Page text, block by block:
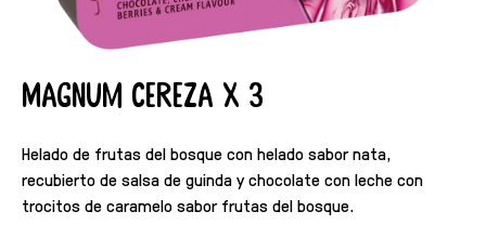
Magnum Cereza X 3
Helado de frutas del bosque con helado sabor nata,
recubierto de salsa de guinda y chocolate con leche con
trocitos de caramelo sabor frutas del bosque.